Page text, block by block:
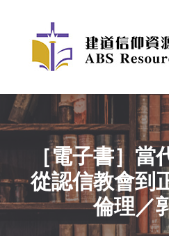
［電子書］當
從認信教會到
倫理／